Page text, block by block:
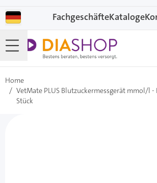
FachgeschäfteKataloge
Home
/ VetMate PLUS Blutzuckermessgerät mmol/l
Stück